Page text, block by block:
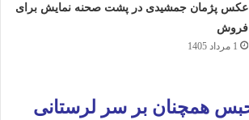
عکس پژمان جمشیدی در پشت صحنه نمایش برای
فروش
1 مرداد 1405